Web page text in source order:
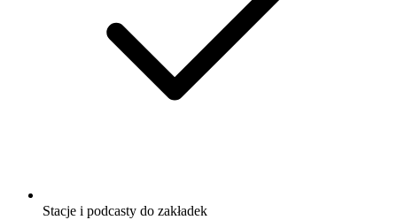
Stacje i podcasty do zakładek